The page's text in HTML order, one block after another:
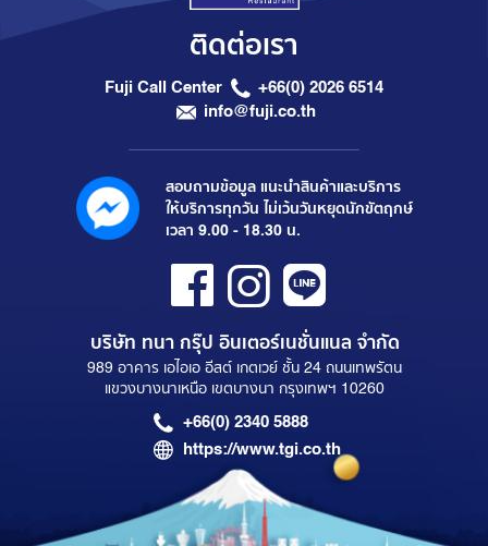
ติดต่อเรา
Fuji Call Center
+66(0) 2026 6514
info@fuji.co.th
สอบถามข้อมูล แนะนำสินค้าและบริการ
ให้บริการทุกวัน ไม่เว้นวันหยุดนักขัตฤกษ์
เวลา 9.00 - 18.30 น.
บริษัท ทนา กรุ๊ป อินเตอร์เนชั่นแนล จำกัด
989 อาคาร เอไอเอ อีสต์ เกตเวย์ ชั้น 24 ถนนเทพรัตน
แขวงบางนาเหนือ เขตบางนา กรุงเทพฯ 10260
+66(0) 2340 5888
https://www.tgi.co.th